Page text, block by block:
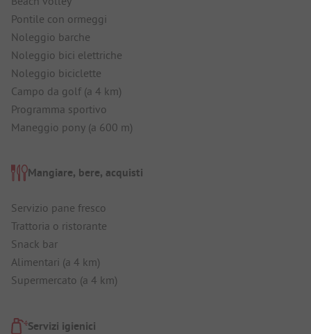
Pontile con ormeggi
Noleggio barche
Noleggio bici elettriche
Noleggio biciclette
Campo da golf (a 4 km)
Programma sportivo
Maneggio pony (a 600 m)
Mangiare, bere, acquisti
Servizio pane fresco
Trattoria o ristorante
Snack bar
Alimentari (a 4 km)
Supermercato (a 4 km)
Servizi igienici